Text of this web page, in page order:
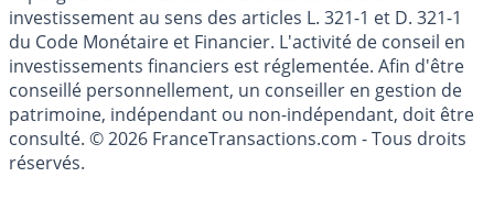
Les articles et commentaires publiés sur le guide de
l'épargne ne sont aucunement des conseils en
investissement au sens des articles L. 321-1 et D. 321-1
du Code Monétaire et Financier. L'activité de conseil en
investissements financiers est réglementée. Afin d'être
conseillé personnellement, un conseiller en gestion de
patrimoine, indépendant ou non-indépendant, doit être